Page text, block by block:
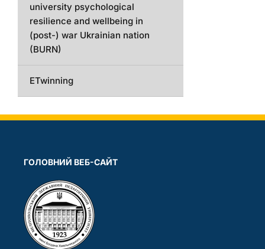
university psychological
resilience and wellbeing in
(post-) war Ukrainian nation
(BURN)
ETwinning
ГОЛОВНИЙ ВЕБ-САЙТ